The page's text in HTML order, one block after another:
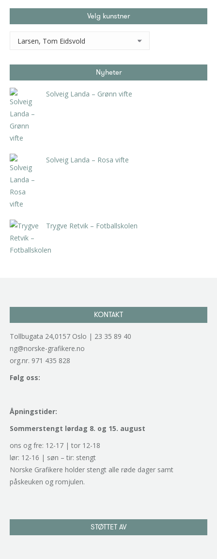
Velg kunstner
Nyheter
Solveig Landa – Grønn vifte
Solveig Landa – Rosa vifte
Trygve Retvik – Fotballskolen
KONTAKT
Tollbugata 24,0157 Oslo | 23 35 89 40
ng@norske-grafikere.no
org.nr. 971 435 828
Følg oss:
Åpningstider:
Sommerstengt lørdag 8. og 15. august
ons og fre: 12-17 | tor 12-18
lør: 12-16 | søn – tir: stengt
Norske Grafikere holder stengt alle røde dager samt
påskeuken og romjulen.
STØTTET AV